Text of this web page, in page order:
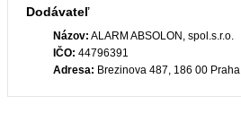
Dodávateľ
Názov: ALARM ABSOLON, spol.s.r.o.
IČO: 44796391
Adresa: Brezinova 487, 186 00 Praha